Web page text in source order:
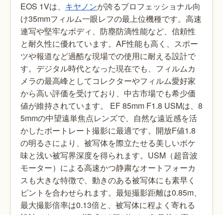
EOS 1Vは、 キヤノンが誇るプロフェッショナル向
け35mmフィルム一眼レフの最上位機種です。高速
連写や堅牢なボディ、防塵防滴性能など、信頼性
と耐久性に優れています。AF性能も高く、スポー
ツや報道など過酷な現場での使用に耐える設計で
す。デジタル時代となった現在でも、フィルムカ
メラの最高峰としてコレクターやフィルム愛好家
から高い評価を受けており、中古市場でも希少価
値が維持されています。
EF 85mm F1.8 USMは、8
5mmの中望遠単焦点レンズで、自然な遠近感を活
かしたポートレート撮影に最適です。開放F値1.8
の明るさにより、被写体を際立たせる美しいボケ
味と浅い被写界深度を得られます。USM（超音波
モーター）による高速かつ静粛なオートフォーカ
スも大きな特徴で、動きのある被写体にも素早く
ピントを合わせられます。最短撮影距離は0.85m、
最大撮影倍率は0.13倍と、被写体に程よく寄れる